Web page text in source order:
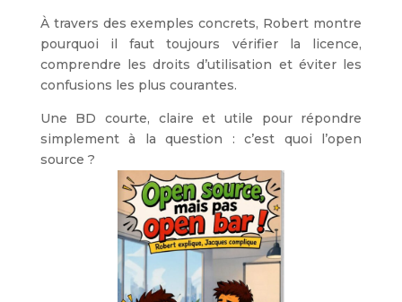
À travers des exemples concrets, Robert montre
pourquoi il faut toujours vérifier la licence,
comprendre les droits d’utilisation et éviter les
confusions les plus courantes.
Une BD courte, claire et utile pour répondre
simplement à la question : c’est quoi l’open
source ?